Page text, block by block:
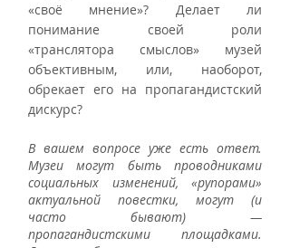
«своё мнение»? Делает ли
понимание своей роли
«транслятора смыслов» музей
объективным, или, наоборот,
обрекает его на пропагандистский
дискурс?
В вашем вопросе уже есть ответ.
Музеи могут быть проводниками
социальных изменений, «рупорами»
актуальной повестки, могут (и
часто бывают) —
пропагандистскими площадками.